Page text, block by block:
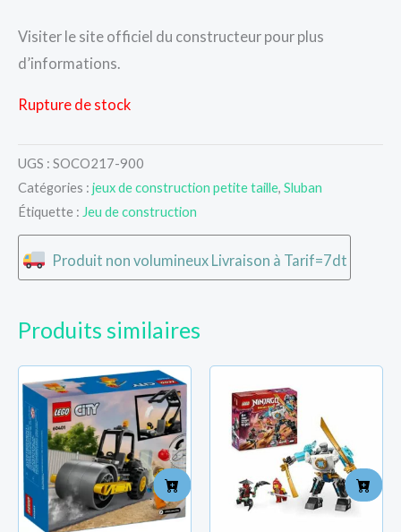
Visiter le site officiel du constructeur pour plus
d’informations.
Rupture de stock
UGS : SOCO217-900
Catégories : jeux de construction petite taille, Sluban
Étiquette : Jeu de construction
Produit non volumineux Livraison à Tarif=7dt
Produits similaires